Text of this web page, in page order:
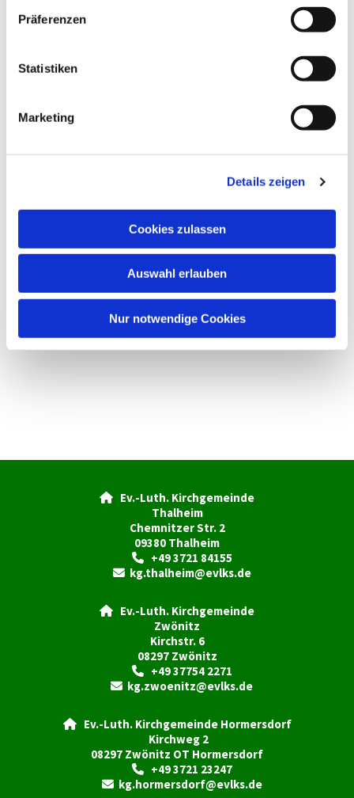
Präferenzen
Statistiken
Marketing
Details zeigen
Cookies zulassen
Auswahl erlauben
Nur notwendige Cookies
Dies könnte Sie auch interessieren

Ev.-Luth. Kirchgemeinde
Thalheim
Chemnitzer Str. 2
09380 Thalheim
+49 3721 84155
 kg.thalheim@evlks.de

Ev.-Luth. Kirchgemeinde
Zwönitz
Kirchstr. 6
08297 Zwönitz
+49 37754 2271
 kg.zwoenitz@evlks.de
Ev.-Luth. Kirchgemeinde Hormersdorf
Kirchweg 2
08297 Zwönitz OT Hormersdorf
+49 3721 23247
 kg.hormersdorf@evlks.de